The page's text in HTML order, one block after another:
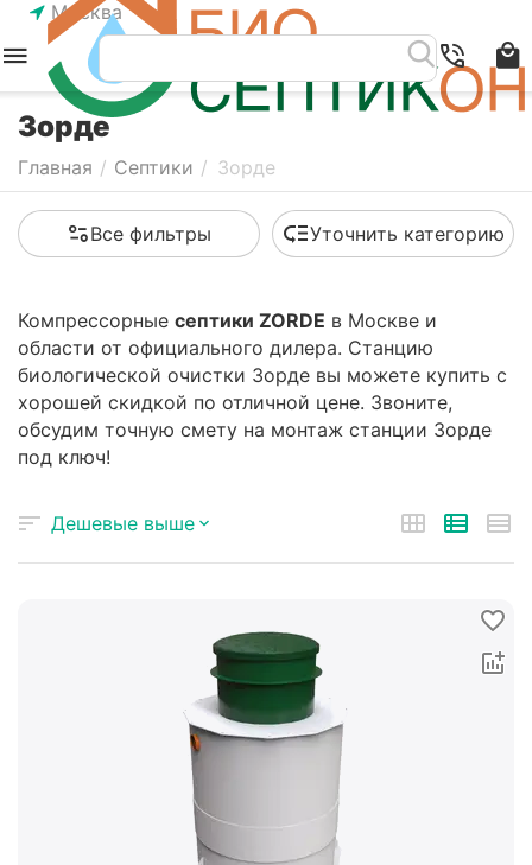
Москва
Зорде
Главная / Септики / Зорде
Все фильтры Уточнить категорию
Компрессорные септики ZORDE в Москве и
области от официального дилера. Станцию
биологической очистки Зорде вы можете купить с
хорошей скидкой по отличной цене. Звоните,
обсудим точную смету на монтаж станции Зорде
под ключ!
Дешевые выше